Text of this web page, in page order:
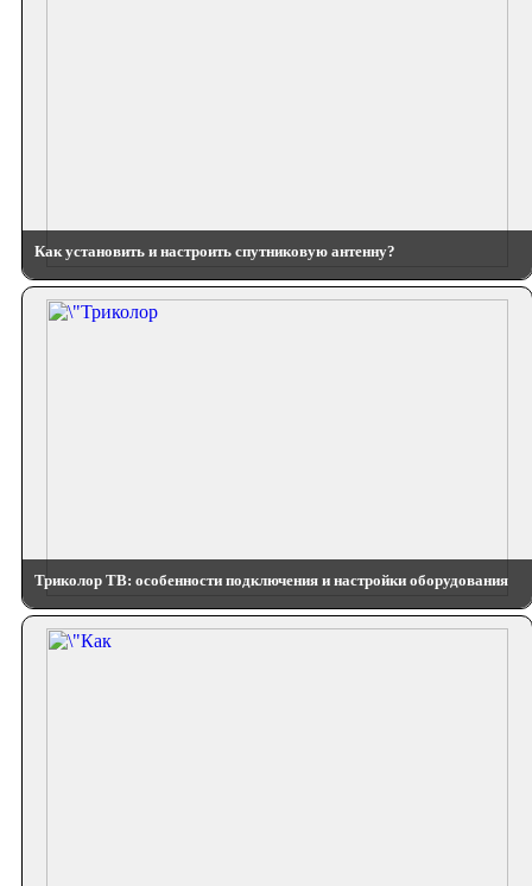
Как установить и настроить спутниковую антенну?
Триколор ТВ: особенности подключения и настройки оборудования